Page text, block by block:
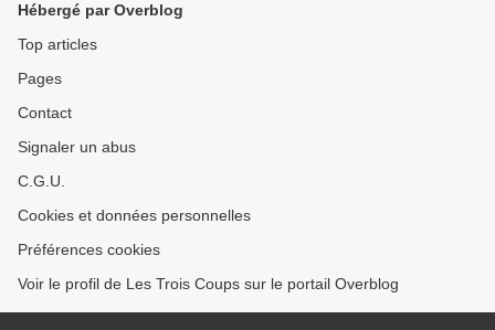
Hébergé par Overblog
Top articles
Pages
Contact
Signaler un abus
C.G.U.
Cookies et données personnelles
Préférences cookies
Voir le profil de Les Trois Coups sur le portail Overblog